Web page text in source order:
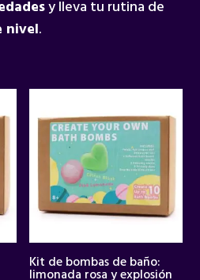
y lleva tu rutina de
nivel.
Kit de bombas de baño:
limonada rosa y explosión